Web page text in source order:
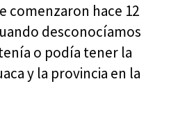
comenzaron hace 12
desconocíamos
o podía tener la
y la provincia en la